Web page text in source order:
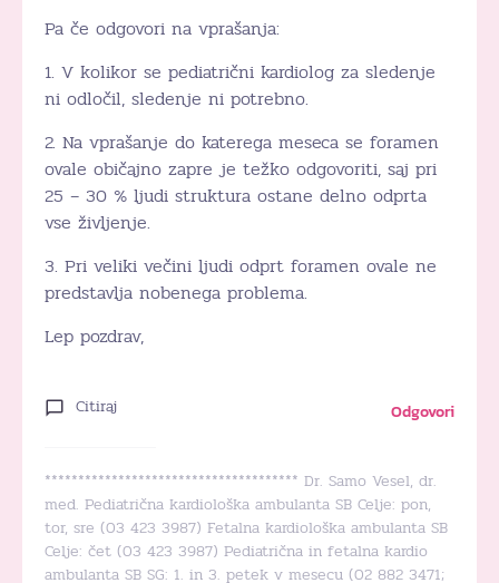
Pa če odgovori na vprašanja:
1. V kolikor se pediatrični kardiolog za sledenje
ni odločil, sledenje ni potrebno.
2. Na vprašanje do katerega meseca se foramen
ovale običajno zapre je težko odgovoriti, saj pri
25 – 30 % ljudi struktura ostane delno odprta
vse življenje.
3. Pri veliki večini ljudi odprt foramen ovale ne
predstavlja nobenega problema.
Lep pozdrav,
Citiraj Odgovori
************************************** Dr. Samo Vesel, dr.
med. Pediatrična kardiološka ambulanta SB Celje: pon,
tor, sre (03 423 3987) Fetalna kardiološka ambulanta SB
Celje: čet (03 423 3987) Pediatrična in fetalna kardio
ambulanta SB SG: 1. in 3. petek v mesecu (02 882 3471;